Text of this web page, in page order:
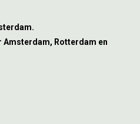
Amsterdam, Rotterdam en